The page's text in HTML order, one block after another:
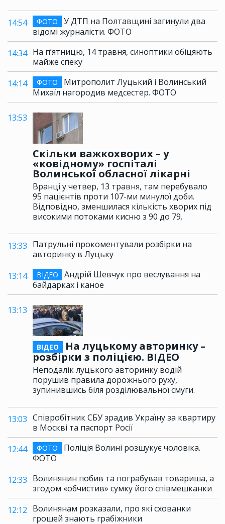
14:54 ФОТО
У ДТП на Полтавщині загинули два
відомі журналісти. ФОТО
14:34 На п’ятницю, 14 травня, синоптики обіцяють
майже спеку
14:14
ФОТО
Митрополит Луцький і Волинський
Михаїл нагородив медсестер. ФОТО
13:53
Скільки важкохворих – у
«ковідному» госпіталі
Волинської обласної лікарні
Вранці у четвер, 13 травня, там перебувало
95 пацієнтів проти 107-ми минулої доби.
Відповідно, зменшилася кількість хворих під
високими потоками кисню з 90 до 79.
13:33 Патрульні прокоментували розбірки на
авторинку в Луцьку
13:14
ВІДЕО
Андрій Шевчук про веслування на
байдарках і каное
13:13
ВІДЕО
На луцькому авторинку –
розбірки з поліцією. ВІДЕО
Неподалік луцького авторинку водій
порушив правила дорожнього руху,
зупинившись біля розділювальної смуги.
13:03 Співробітник СБУ зрадив Україну за квартиру
в Москві та паспорт Росії
12:44
ФОТО
Поліція Волині розшукує чоловіка.
ФОТО
12:33 Волинянин побив та пограбував товариша, а
згодом «обчистив» сумку його співмешканки
12:12 Волинянам розказали, про які схованки
грошей знають грабіжники